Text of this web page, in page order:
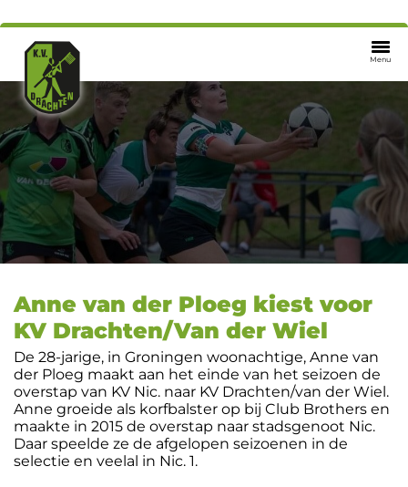
Menu
Anne van der Ploeg kiest voor
KV Drachten/Van der Wiel
De 28-jarige, in Groningen woonachtige, Anne van
der Ploeg maakt aan het einde van het seizoen de
overstap van KV Nic. naar KV Drachten/van der Wiel.
Anne groeide als korfbalster op bij Club Brothers en
maakte in 2015 de overstap naar stadsgenoot Nic.
Daar speelde ze de afgelopen seizoenen in de
selectie en veelal in Nic. 1.